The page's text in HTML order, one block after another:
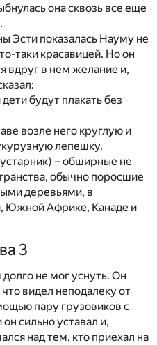
она сквозь все еще
Эсти показалась Науму не
таки красавицей. Но он
вдруг в нем желание и,
будут плакать без
возле него круглую и
лепешку.
– обширные не
обычно поросшие
деревьями, в
Южной Африке, Канаде и
3
не мог уснуть. Он
видел неподалеку от
пару грузовиков с
сильно уставал и,
над тем, кто приехал на